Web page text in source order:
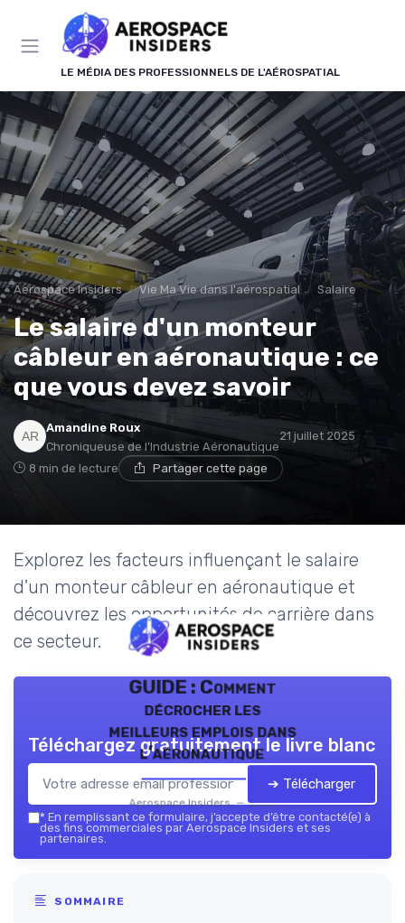
LE MÉDIA DES PROFESSIONNELS DE L'AÉROSPATIAL
Aerospace Insiders Vie Ma Vie dans l'aérospatial Salaire
Le salaire d'un monteur
câbleur en aéronautique : ce
que vous devez savoir
Amandine Roux
Chroniqueuse de l'Industrie Aéronautique
21 juillet 2025
8 min de lecture Partager cette page
Explorez les facteurs influençant le salaire
d'un monteur câbleur en aéronautique et
découvrez les opportunités de carrière dans
ce secteur.
GUIDE : Comment
décrocher les
meilleurs emplois dans
l’aéronautique
Aerospace Insiders — 2026
Téléchargez gratuitement le livre blanc
➔ Télécharger
* En remplissant ce formulaire, j’accepte d’être contacté(e) à
des fins commerciales par Aerospace Insiders et ses
partenaires.
SOMMAIRE
Panneau de gestion des cookies